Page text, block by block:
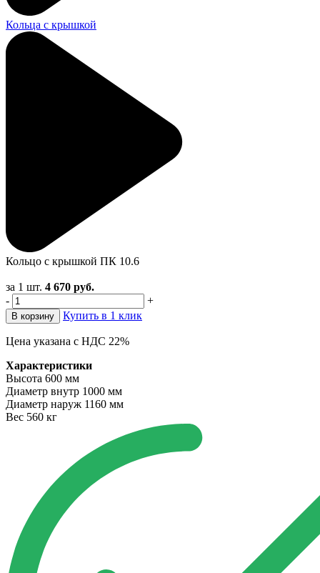
Кольца с крышкой
Кольцо с крышкой ПК 10.6
за 1 шт. 4 670 руб.
-
+
В корзину Купить в 1 клик
Цена указана с НДС 22%
Характеристики
Высота 600 мм
Диаметр внутр 1000 мм
Диаметр наруж 1160 мм
Вес 560 кг